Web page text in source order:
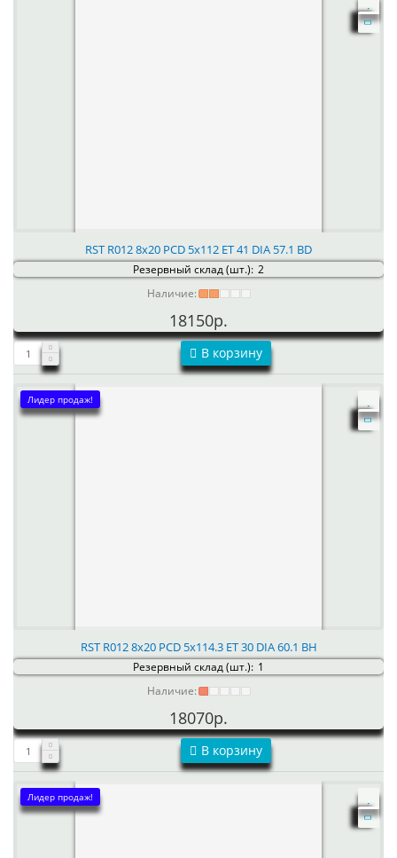
RST R012 8x20 PCD 5x112 ET 41 DIA 57.1 BD
Резервный склад (шт.): 2
Наличие:
18150р.
В корзину
Лидер продаж!
RST R012 8x20 PCD 5x114.3 ET 30 DIA 60.1 BH
Резервный склад (шт.): 1
Наличие:
18070р.
В корзину
Лидер продаж!